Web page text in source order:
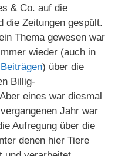
& Co. auf die
die Zeitungen gespült.
Thema gewesen war
wieder (auch in
) über die
Billig-
eines war diesmal
Jahr war
Aufregung über die
denen hier Tiere